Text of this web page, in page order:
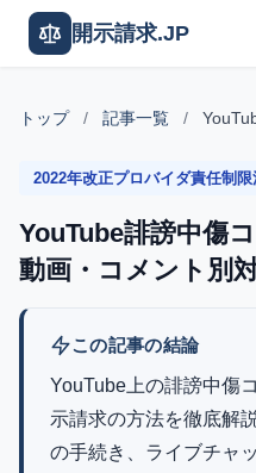
開示請求.JP
トップ / 記事一覧 /
2022年改正プロバイダ責任制
YouTube誹謗中傷
動画・コメント別
この記事の結論
YouTube上の誹謗中傷
示請求の方法を徹底解
の手続き、ライブチャ